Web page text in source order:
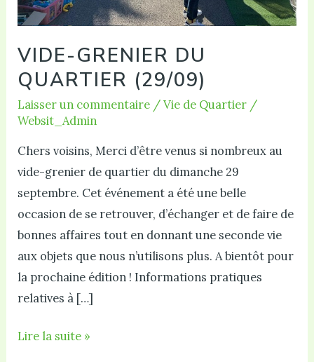
VIDE-GRENIER DU
QUARTIER (29/09)
Laisser un commentaire /Vie de Quartier /
Websit_Admin
Chers voisins, Merci d’être venus si nombreux au
vide-grenier de quartier du dimanche 29
septembre. Cet événement a été une belle
occasion de se retrouver, d’échanger et de faire de
bonnes affaires tout en donnant une seconde vie
aux objets que nous n’utilisons plus. A bientôt pour
la prochaine édition ! Informations pratiques
relatives à […]
Vide-
Lire la suite »